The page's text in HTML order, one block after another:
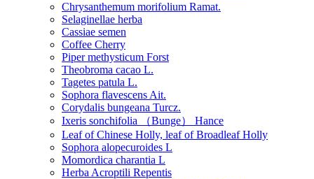
Chrysanthemum morifolium Ramat.
Selaginellae herba
Cassiae semen
Coffee Cherry
Piper methysticum Forst
Theobroma cacao L.
Tagetes patula L.
Sophora flavescens Ait.
Corydalis bungeana Turcz.
Ixeris sonchifolia （Bunge） Hance
Leaf of Chinese Holly, leaf of Broadleaf Holly
Sophora alopecuroides L
Momordica charantia L
Herba Acroptili Repentis